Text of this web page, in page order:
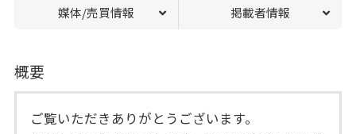
媒体/売買情報 掲載者情報
概要
ご覧いただきありがとうございます。